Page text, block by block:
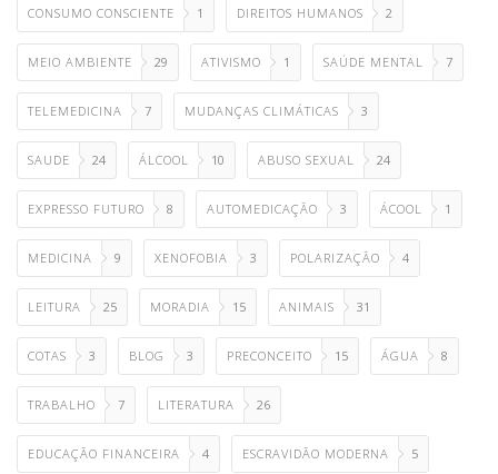
CONSUMO CONSCIENTE 1 DIREITOS HUMANOS 2
MEIO AMBIENTE 29 ATIVISMO 1 SAÚDE MENTAL 7
TELEMEDICINA 7 MUDANÇAS CLIMÁTICAS 3
SAUDE 24 ÁLCOOL 10 ABUSO SEXUAL 24
EXPRESSO FUTURO 8 AUTOMEDICAÇÃO 3 ÁCOOL 1
MEDICINA 9 XENOFOBIA 3 POLARIZAÇÃO 4
LEITURA 25 MORADIA 15 ANIMAIS 31
COTAS 3 BLOG 3 PRECONCEITO 15 ÁGUA 8
TRABALHO 7 LITERATURA 26
EDUCAÇÃO FINANCEIRA 4 ESCRAVIDÃO MODERNA 5